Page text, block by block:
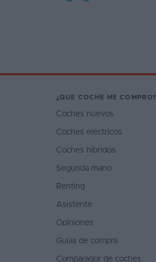
¿QUE COCHE ME COMPRO?
Coches nuevos
Coches eléctricos
Coches híbridos
Segunda mano
Renting
Asistente
Opiniones
Guías de compra
Comparador de coches